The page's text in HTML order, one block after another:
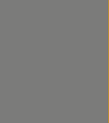
verbraucher
lammertzhof/
www.youtube.com/
Link zu https://